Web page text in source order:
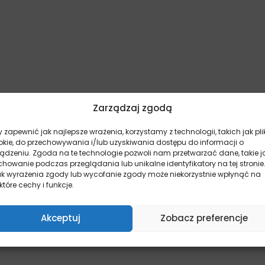
Zarządzaj zgodą
zapewnić jak najlepsze wrażenia, korzystamy z technologii, takich jak
do przechowywania i/lub uzyskiwania dostępu do informacji o
Zgoda na te technologie pozwoli nam przetwarzać dane, takie
podczas przeglądania lub unikalne identyfikatory na tej stronie.
wyrażenia zgody lub wycofanie zgody może niekorzystnie wpłynąć na
cechy i funkcje.
Akceptuj Zobacz preferencje